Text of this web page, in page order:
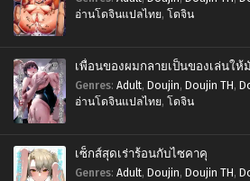
อ่านโดจินแปลไทย, โดจิน
เพื่อนของผมกลายเป็นของเล่นให้
Genres: Adult, Doujin, Doujin TH ,
อ่านโดจินแปลไทย, โดจิน
เซ็กส์สุดเร่าร้อนกับไซคาคุ
Genres: Adult, Doujin, Doujin TH ,